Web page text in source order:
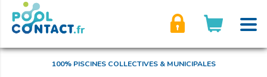
100% PISCINES COLLECTIVES & MUNICIPALES